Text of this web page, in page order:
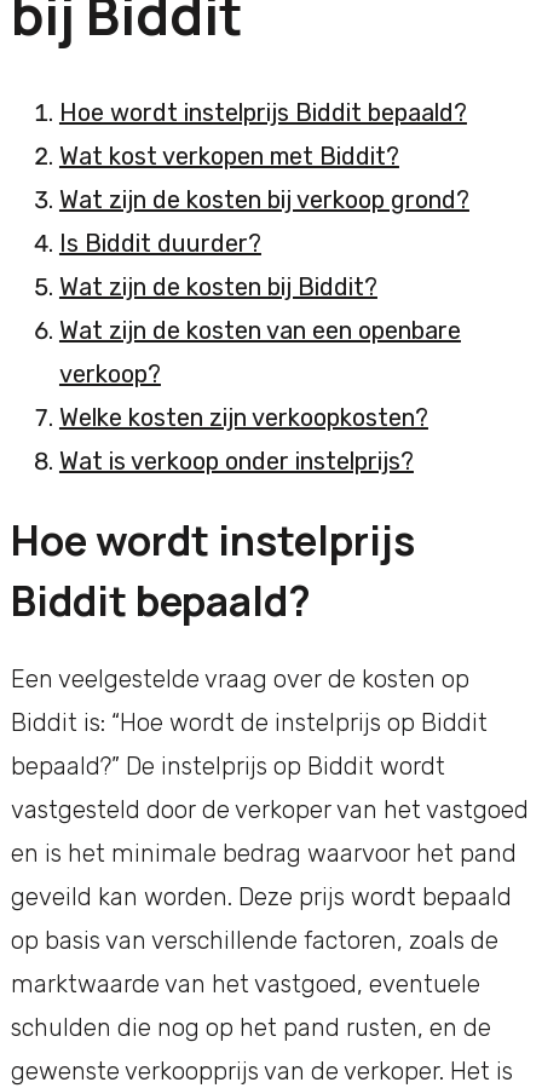
Hoe wordt instelprijs Biddit bepaald?
Wat kost verkopen met Biddit?
Wat zijn de kosten bij verkoop grond?
Is Biddit duurder?
Wat zijn de kosten bij Biddit?
Wat zijn de kosten van een openbare
verkoop?
Welke kosten zijn verkoopkosten?
Wat is verkoop onder instelprijs?
Hoe wordt instelprijs
Biddit bepaald?
Een veelgestelde vraag over de kosten op
Biddit is: “Hoe wordt de instelprijs op Biddit
bepaald?” De instelprijs op Biddit wordt
vastgesteld door de verkoper van het vastgoed
en is het minimale bedrag waarvoor het pand
geveild kan worden. Deze prijs wordt bepaald
op basis van verschillende factoren, zoals de
marktwaarde van het vastgoed, eventuele
schulden die nog op het pand rusten, en de
gewenste verkoopprijs van de verkoper. Het is